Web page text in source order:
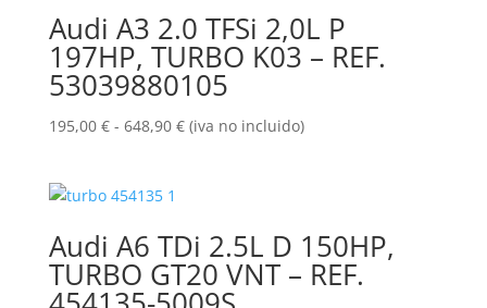
hasta
585,20 €
Audi A3 2.0 TFSi 2,0L P
197HP, TURBO K03 – REF.
53039880105
195,00 € - 648,90 €Rango
hasta
648,90 €
(iva no incluido)
Audi A6 TDi 2.5L D 150HP,
TURBO GT20 VNT – REF.